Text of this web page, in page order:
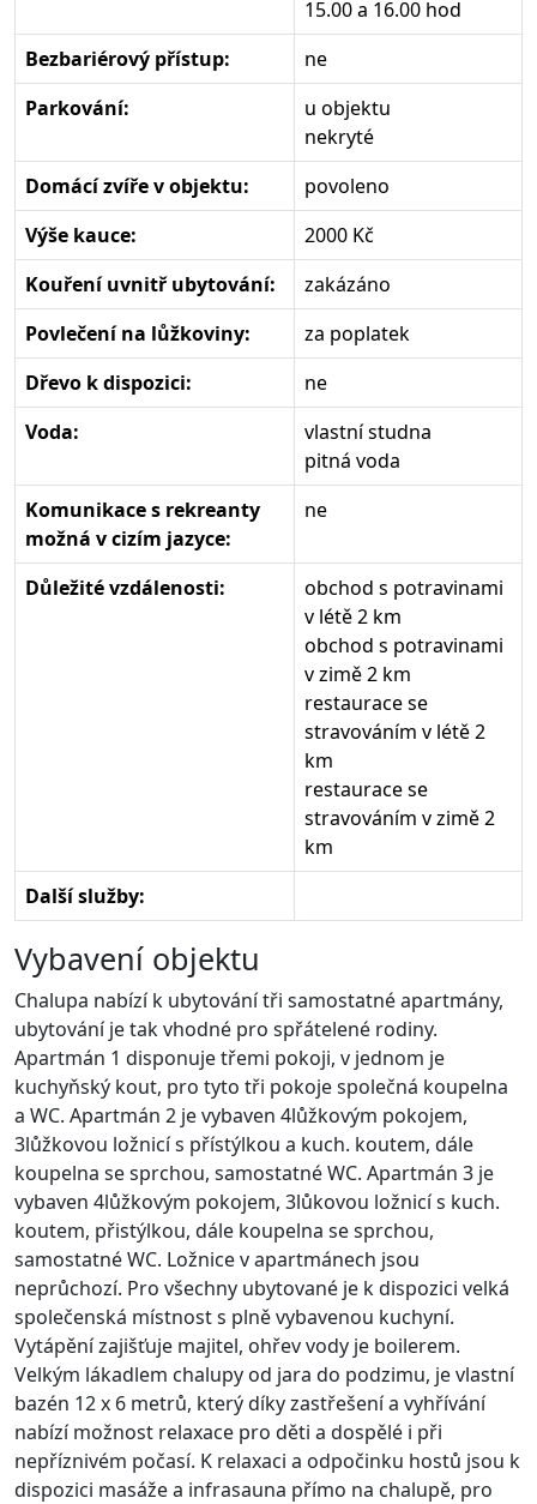
15.00 a 16.00 hod
Bezbariérový přístup:
ne
Parkování:
u objektu
nekryté
Domácí zvíře v objektu:
povoleno
Výše kauce:
2000 Kč
Kouření uvnitř ubytování:
zakázáno
Povlečení na lůžkoviny:
za poplatek
Dřevo k dispozici:
ne
Voda:
vlastní studna
pitná voda
Komunikace s rekreanty
možná v cizím jazyce:
ne
Důležité vzdálenosti:
obchod s potravinami
v létě 2 km
obchod s potravinami
v zimě 2 km
restaurace se
stravováním v létě 2
km
restaurace se
stravováním v zimě 2
km
Další služby:
Vybavení objektu
Chalupa nabízí k ubytování tři samostatné apartmány,
ubytování je tak vhodné pro spřátelené rodiny.
Apartmán 1 disponuje třemi pokoji, v jednom je
kuchyňský kout, pro tyto tři pokoje společná koupelna
a WC. Apartmán 2 je vybaven 4lůžkovým pokojem,
3lůžkovou ložnicí s přístýlkou a kuch. koutem, dále
koupelna se sprchou, samostatné WC. Apartmán 3 je
vybaven 4lůžkovým pokojem, 3lůkovou ložnicí s kuch.
koutem, přistýlkou, dále koupelna se sprchou,
samostatné WC. Ložnice v apartmánech jsou
neprůchozí. Pro všechny ubytované je k dispozici velká
společenská místnost s plně vybavenou kuchyní.
Vytápění zajišťuje majitel, ohřev vody je boilerem.
Velkým lákadlem chalupy od jara do podzimu, je vlastní
bazén 12 x 6 metrů, který díky zastřešení a vyhřívání
nabízí možnost relaxace pro děti a dospělé i při
nepříznivém počasí. K relaxaci a odpočinku hostů jsou k
dispozici masáže a infrasauna přímo na chalupě, pro